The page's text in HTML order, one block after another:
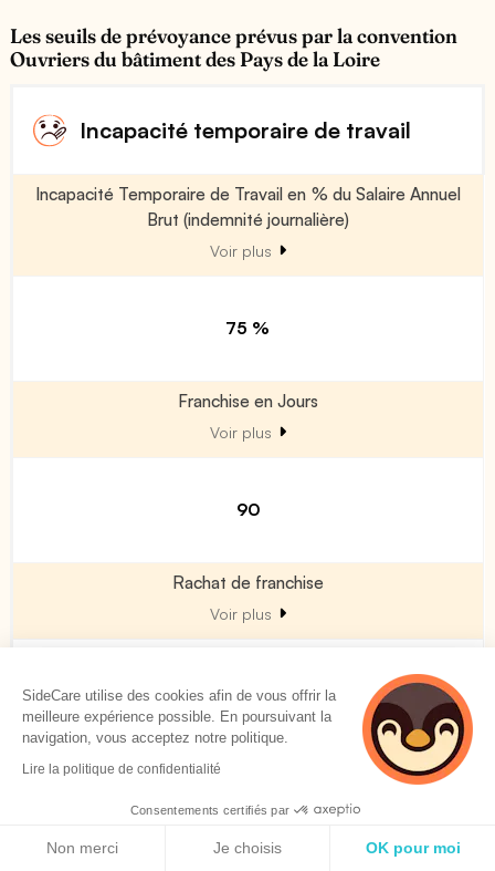
Les seuils de prévoyance prévus par la convention
Ouvriers du bâtiment des Pays de la Loire
Incapacité temporaire de travail
Incapacité Temporaire de Travail en % du Salaire Annuel
Brut (indemnité journalière)
Voir plus
75 %
Franchise en Jours
Voir plus
90
Rachat de franchise
Voir plus
Non
Décès double effet en fonction du Salaire du Référence (en
SideCare utilise des cookies afin de vous offrir la
meilleure expérience possible. En poursuivant la
navigation, vous acceptez notre politique.
Lire la politique de confidentialité
Consentements certifiés par
Non merci Je choisis OK pour moi